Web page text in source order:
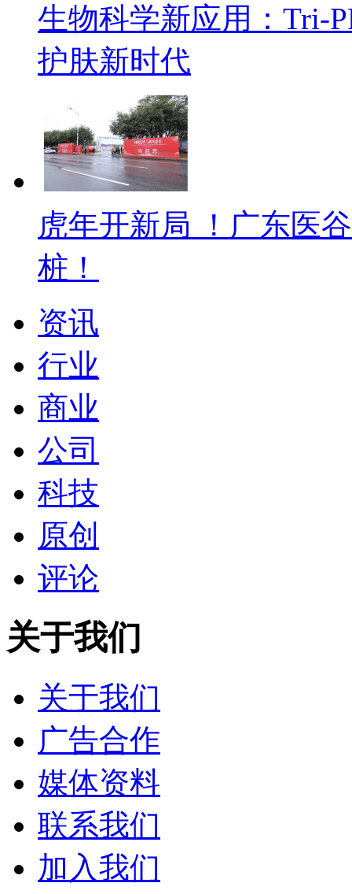
生物科学新应用：Tri-
护肤新时代
虎年开新局 ！广东医
桩！
资讯
行业
商业
公司
科技
原创
评论
关于我们
关于我们
广告合作
媒体资料
联系我们
加入我们